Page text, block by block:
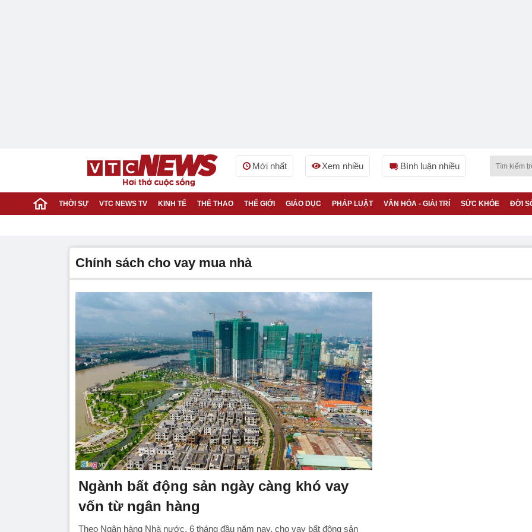
Mới nhất Xem nhiều Bình luận nhiều
THỜI SỰ VTC NEWS TV KINH TẾ THỂ THAO THẾ GIỚI GIÁO DỤC PHÁP LUẬT VĂN HÓA - GIẢI TRÍ SỨC KHỎE ĐỜI
chính sách cho vay mua nhà
Ngành bất động sản ngày càng khó vay
vốn từ ngân hàng
Theo Ngân hàng Nhà nước, 6 tháng đầu năm nay, cho vay bất động sản